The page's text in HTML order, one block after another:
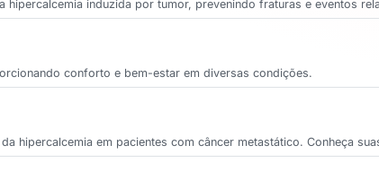
hipercalcemia induzida por tumor, prevenindo fraturas e eventos
conforto e bem-estar em diversas condições.
hipercalcemia em pacientes com câncer metastático. Conheça